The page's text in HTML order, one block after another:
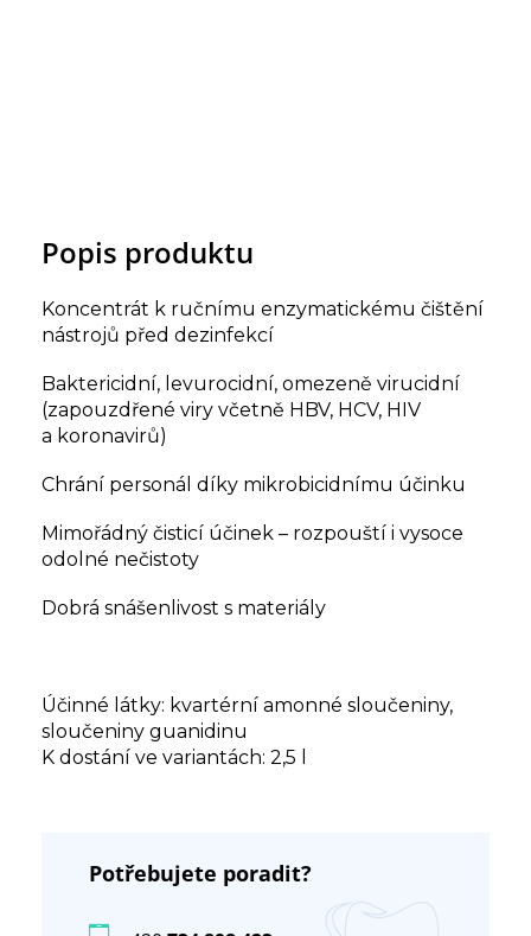
Popis produktu
Koncentrát k ručnímu enzymatickému čištění
nástrojů před dezinfekcí
Baktericidní, levurocidní, omezeně virucidní
(zapouzdřené viry včetně HBV, HCV, HIV
a koronavirů)
Chrání personál díky mikrobicidnímu účinku
Mimořádný čisticí účinek – rozpouští i vysoce
odolné nečistoty
Dobrá snášenlivost s materiály
Účinné látky: kvartérní amonné sloučeniny,
sloučeniny guanidinu
K dostání ve variantách: 2,5 l
Potřebujete poradit?